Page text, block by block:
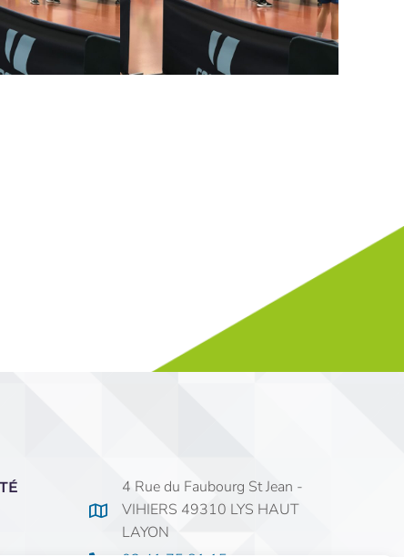
4 Rue du Faubourg St Jean -
VIHIERS 49310 LYS HAUT
LAYON